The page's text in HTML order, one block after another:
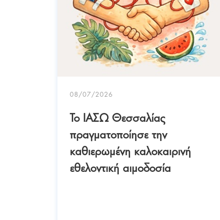
08/07/2026
Το ΙΑΣΩ Θεσσαλίας
πραγματοποίησε την
καθιερωμένη καλοκαιρινή
εθελοντική αιμοδοσία